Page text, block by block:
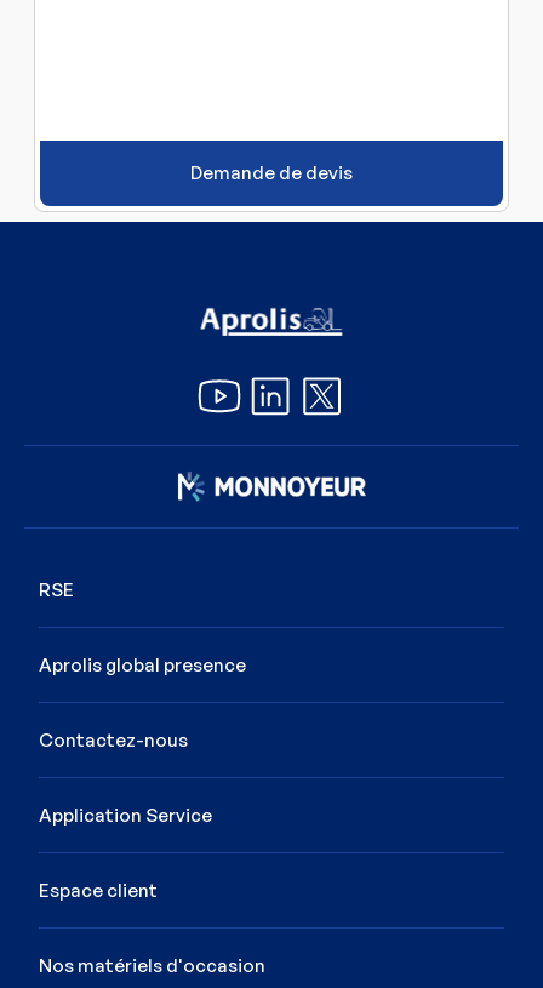
Demande de devis
RSE
Aprolis global presence
Contactez-nous
Application Service
Espace client
Nos matériels d'occasion